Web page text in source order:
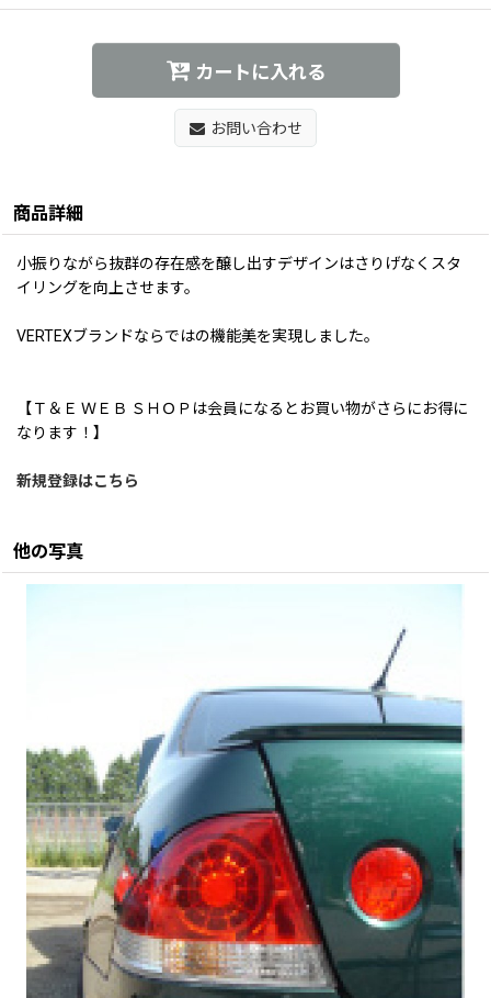
カートに入れる
お問い合わせ
商品詳細
小振りながら抜群の存在感を醸し出すデザインはさりげなくスタ
イリングを向上させます。
VERTEXブランドならではの機能美を実現しました。
【Ｔ＆Ｅ ＷＥＢ ＳＨＯＰは会員になるとお買い物がさらにお得に
なります！】
新規登録はこちら
他の写真